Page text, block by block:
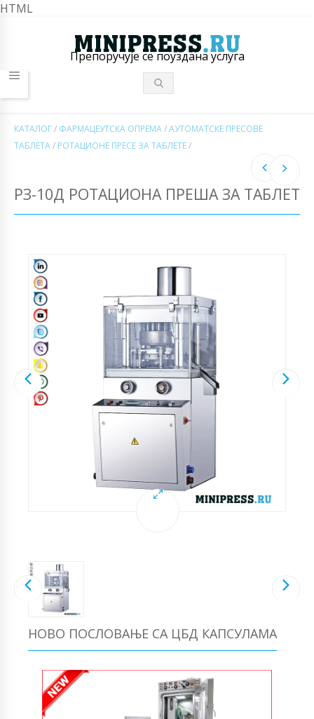
HTML
Препоручује се поуздана услуга
КАТАЛОГ/ ФАРМАЦЕУТСКА ОПРЕМА/АУТОМАТСКЕ ПРЕСОВЕ
ТАБЛЕТА/ РОТАЦИОНЕ ПРЕСЕ ЗА ТАБЛЕТЕ/
РЗ-10Д РОТАЦИОНА ПРЕША ЗА ТАБЛЕТ
НОВО ПОСЛОВАЊЕ СА ЦБД КАПСУЛАМА